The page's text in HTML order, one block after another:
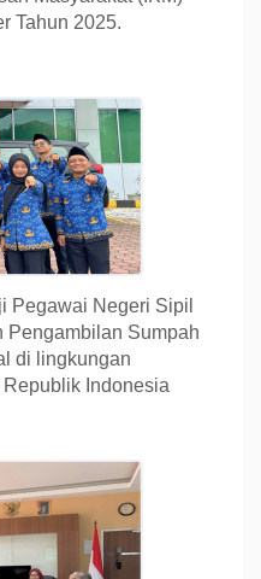
Tahun 2025.
Pegawai Negeri Sipil
Pengambilan Sumpah
di lingkungan
Indonesia